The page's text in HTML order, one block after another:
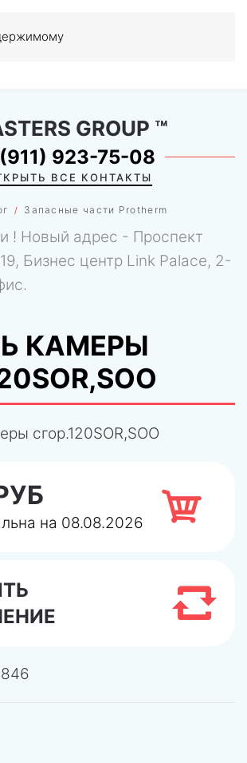
Запасные части Protherm
GROUP ™
923-75-08
ВСЕ КОНТАКТЫ
! Новый адрес - Проспект
Бизнес центр Link Palace, 2-
КАМЕРЫ
на 08.08.2026